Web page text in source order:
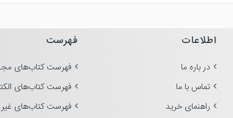
اطلاعات
در باره ما
تماس با ما
راهنمای خرید
فهرست
فهرست کتاب‌های
فهرست کتاب‌های
فهرست کتاب‌های